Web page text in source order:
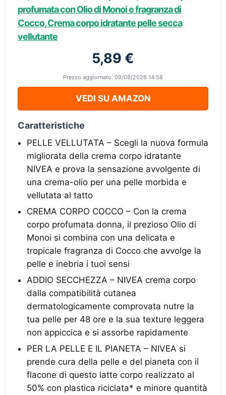
profumata con Olio di Monoi e fragranza di
Cocco, Crema corpo idratante pelle secca
vellutante
5,89 €
Prezzo aggiornato: 09/08/2026 14:58
VEDI SU AMAZON
Caratteristiche
PELLE VELLUTATA – Scegli la nuova formula
migliorata della crema corpo idratante
NIVEA e prova la sensazione avvolgente di
una crema-olio per una pelle morbida e
vellutata al tatto
CREMA CORPO COCCO – Con la crema
corpo profumata donna, il prezioso Olio di
Monoi si combina con una delicata e
tropicale fragranza di Cocco che avvolge la
pelle e inebria i tuoi sensi
ADDIO SECCHEZZA – NIVEA crema corpo
dalla compatibilità cutanea
dermatologicamente comprovata nutre la
tua pelle per 48 ore e la sua texture leggera
non appiccica e si assorbe rapidamente
PER LA PELLE E IL PIANETA – NIVEA si
prende cura della pelle e del pianeta con il
flacone di questo latte corpo realizzato al
50% con plastica riciclata* e minore quantità